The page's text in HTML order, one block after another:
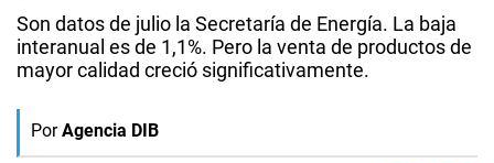
Son datos de julio la Secretaría de Energía. La baja
interanual es de 1,1%. Pero la venta de productos de
mayor calidad creció significativamente.
Por Agencia DIB